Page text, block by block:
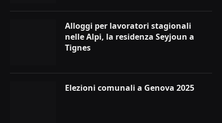
Alloggi per lavoratori stagionali
nelle Alpi, la residenza Seyjoun a
Tignes
Elezioni comunali a Genova 2025